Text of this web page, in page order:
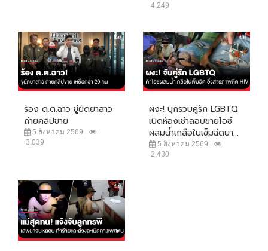
4,249
ร้อง ด.ต.ฉาว ขู่ยัดยาสาว
ถ่ายคลิปขาย
5 สิงหาคม 2569
3,039
ผงะ! บุกรวบคู่รัก LGBTQ
เปิดห้องเช่าลอบขายไอซ์
ผสมน้ำเกลือในเข็มฉีดยา...
5 สิงหาคม 2569
2,430